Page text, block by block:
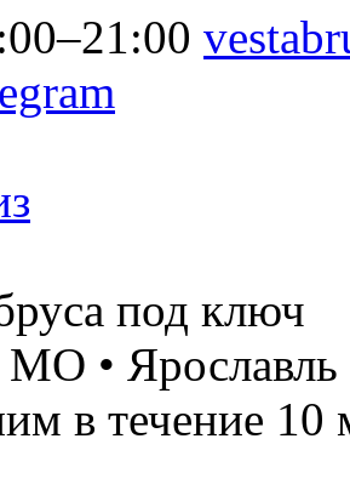
под ключ
МО • Ярославль
в течение 10